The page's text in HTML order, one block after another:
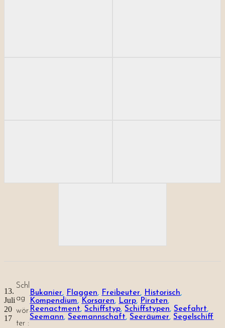
13.
Juli
20
17
Schl
ag
wör
ter :
Bukanier, Flaggen, Freibeuter, Historisch
Kompendium, Korsaren, Larp, Piraten
Reenactment, Schiffstyp, Schiffstypen, Seefahrt
Seemann, Seemannschaft, Seeräumer, Segelschiff